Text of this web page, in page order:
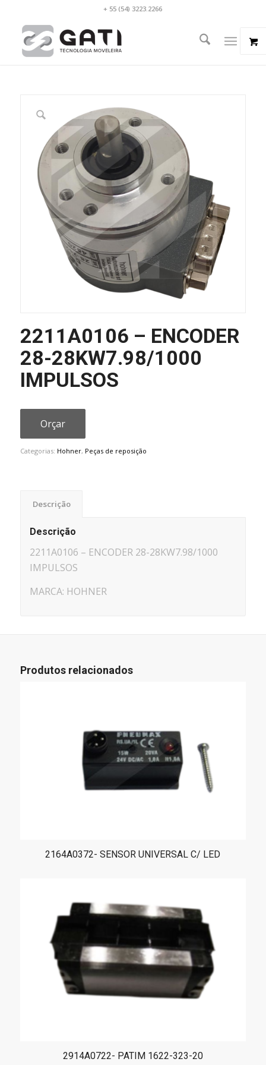
+ 55 (54) 3223.2266
2211A0106 – ENCODER
28-28KW7.98/1000
IMPULSOS
Orçar
Categorias: Hohner, Peças de reposição
Descrição
Descrição
2211A0106 – ENCODER 28-28KW7.98/1000
IMPULSOS
MARCA: HOHNER
Produtos relacionados
2164A0372- SENSOR UNIVERSAL C/ LED
2914A0722- PATIM 1622-323-20